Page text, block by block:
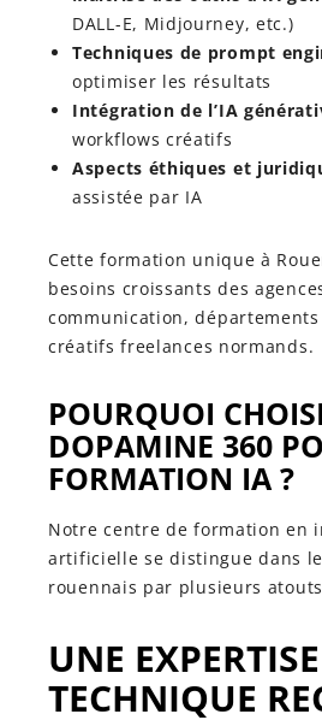
DALL-E, Midjourney, etc.)
Techniques de prompt
optimiser les résultats
Intégration de l’IA
workflows créatifs
Aspects éthiques et
assistée par IA
Cette formation unique à
besoins croissants des
communication,
créatifs freelances normands.
POURQUOI
DOPAMINE 360
FORMATION IA ?
Notre centre de formation en
artificielle se distingue dans
rouennais par plusieurs
UNE EXPERTISE
TECHNIQUE